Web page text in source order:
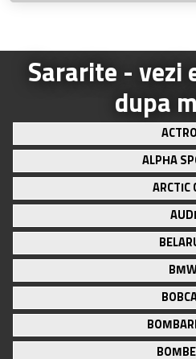
Sararite - vezi
dupa
ALPHA
ARCTIC
AUDI
BMW